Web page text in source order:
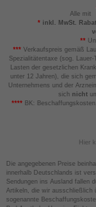
Alle mit
*inkl. MwSt.
**
*** Verkaufspreis gemäß
Spezialitätentaxe (sog.
Lasten der gesetzlichen
unter 12 Jahren), die sich
Unternehmens und der
sich nicht
****BK:
Hier
Die angegebenen Preise
innerhalb Deutschlands ist
Sendungen ins Ausland fallen
Artikeln, die wir ausschließlich
sogenannte